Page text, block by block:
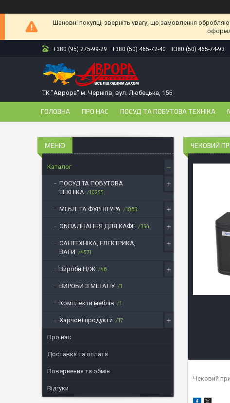
Шановні покупці, зверніть увагу, що замовлення
+380 (95) 275-99-29 +380 (50) 465-72-40 +380 (50) 465-74-93
ТК "Аврора" м. Чернігів, вул. Любецька, 155
ГОЛОВНА ПРО НАС ПОСУД ТА ПОБУТОВА ТЕХНІКА
ЧЕКОВИЙ
Чековий
Каталог
ПОСУД ТА ПОБУТОВА
ТЕХНІКА
10255
МЕБЛІ ТА ФУРНІТУРА 1863
ОБЛАДНАННЯ ДЛЯ КАФЕ 354
САНТЕХНІКА, ЕЛЕКТРИКА,
ВАГИ
4571
Вироби Н/Ж 46
ВИРОБИ З МЕТАЛУ 1
Комплекти меблів 1
Харчові продукти 17
Про нас
Доставка та оплата
Повернення та обмін
Відгуки